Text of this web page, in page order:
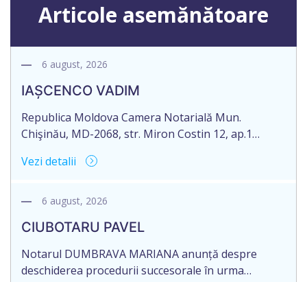
Articole asemănătoare
6 august, 2026
IAȘCENCO VADIM
Republica Moldova Camera Notarială Mun.
Chişinău, MD-2068, str. Miron Costin 12, ap.1
373 22) 43-45-06; 43-45-07 Nr. de ieșire: 485 Din 06
Chișinău, str. București 90 of.16 Informație privind
PANCOVA NELLI, cu sediul biroului la adresa: mun.
[…]
Vezi detalii
6 august, 2026
CIUBOTARU PAVEL
Notarul DUMBRAVA MARIANA anunță despre
deschiderea procedurii succesorale în urma